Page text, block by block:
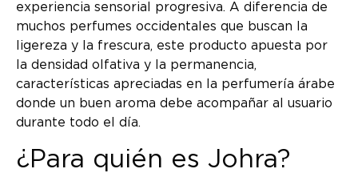
experiencia sensorial progresiva. A diferencia de
muchos perfumes occidentales que buscan la
ligereza y la frescura, este producto apuesta por
la densidad olfativa y la permanencia,
características apreciadas en la perfumería árabe
donde un buen aroma debe acompañar al usuario
durante todo el día.
¿Para quién es Johra?